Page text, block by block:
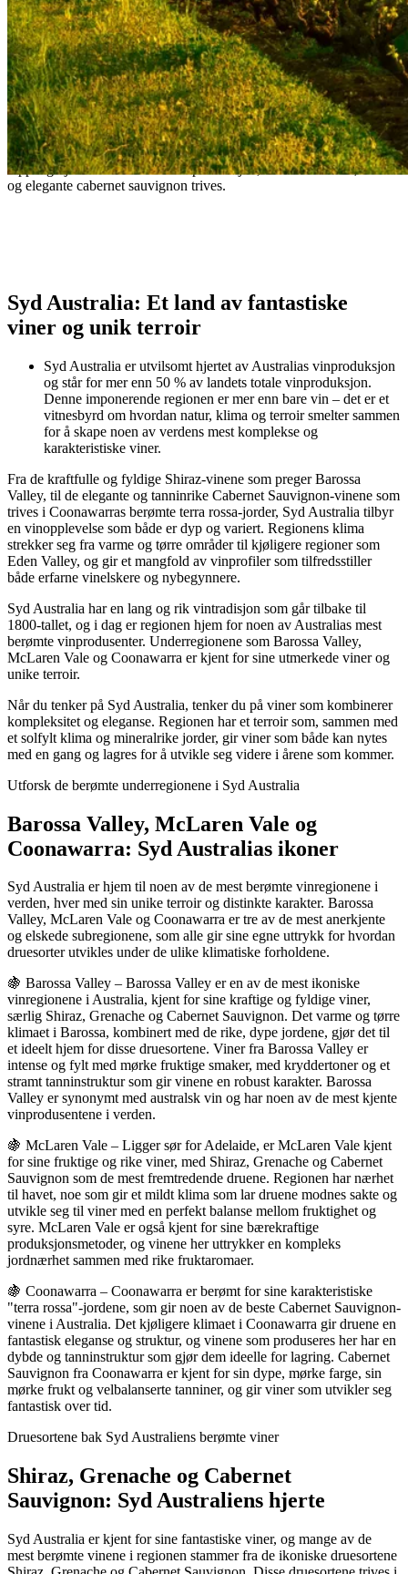
Syd Australia: Vinens kraftsenter i
Australia
Oppdag hjertet av Australias vinproduksjon, hvor kraftfulle rødviner
og elegante cabernet sauvignon trives.
Syd Australia: Et land av fantastiske
viner og unik terroir
Syd Australia er utvilsomt hjertet av Australias vinproduksjon
og står for mer enn 50 % av landets totale vinproduksjon.
Denne imponerende regionen er mer enn bare vin – det er et
vitnesbyrd om hvordan natur, klima og terroir smelter sammen
for å skape noen av verdens mest komplekse og
karakteristiske viner.
Fra de kraftfulle og fyldige Shiraz-vinene som preger Barossa
Valley, til de elegante og tanninrike Cabernet Sauvignon-vinene som
trives i Coonawarras berømte terra rossa-jorder, Syd Australia tilbyr
en vinopplevelse som både er dyp og variert. Regionens klima
strekker seg fra varme og tørre områder til kjøligere regioner som
Eden Valley, og gir et mangfold av vinprofiler som tilfredsstiller
både erfarne vinelskere og nybegynnere.
Syd Australia har en lang og rik vintradisjon som går tilbake til
1800-tallet, og i dag er regionen hjem for noen av Australias mest
berømte vinprodusenter. Underregionene som Barossa Valley,
McLaren Vale og Coonawarra er kjent for sine utmerkede viner og
unike terroir.
Når du tenker på Syd Australia, tenker du på viner som kombinerer
kompleksitet og eleganse. Regionen har et terroir som, sammen med
et solfylt klima og mineralrike jorder, gir viner som både kan nytes
med en gang og lagres for å utvikle seg videre i årene som kommer.
Utforsk de berømte underregionene i Syd Australia
Barossa Valley, McLaren Vale og
Coonawarra: Syd Australias ikoner
Syd Australia er hjem til noen av de mest berømte vinregionene i
verden, hver med sin unike terroir og distinkte karakter. Barossa
Valley, McLaren Vale og Coonawarra er tre av de mest anerkjente
og elskede subregionene, som alle gir sine egne uttrykk for hvordan
druesorter utvikles under de ulike klimatiske forholdene.
🍇 Barossa Valley – Barossa Valley er en av de mest ikoniske
vinregionene i Australia, kjent for sine kraftige og fyldige viner,
særlig Shiraz, Grenache og Cabernet Sauvignon. Det varme og tørre
klimaet i Barossa, kombinert med de rike, dype jordene, gjør det til
et ideelt hjem for disse druesortene. Viner fra Barossa Valley er
intense og fylt med mørke fruktige smaker, med kryddertoner og et
stramt tanninstruktur som gir vinene en robust karakter. Barossa
Valley er synonymt med australsk vin og har noen av de mest kjente
vinprodusentene i verden.
🍇 McLaren Vale – Ligger sør for Adelaide, er McLaren Vale kjent
for sine fruktige og rike viner, med Shiraz, Grenache og Cabernet
Sauvignon som de mest fremtredende druene. Regionen har nærhet
til havet, noe som gir et mildt klima som lar druene modnes sakte og
utvikle seg til viner med en perfekt balanse mellom fruktighet og
syre. McLaren Vale er også kjent for sine bærekraftige
produksjonsmetoder, og vinene her uttrykker en kompleks
jordnærhet sammen med rike fruktaromaer.
🍇 Coonawarra – Coonawarra er berømt for sine karakteristiske
"terra rossa"-jordene, som gir noen av de beste Cabernet Sauvignon-
vinene i Australia. Det kjøligere klimaet i Coonawarra gir druene en
fantastisk eleganse og struktur, og vinene som produseres her har en
dybde og tanninstruktur som gjør dem ideelle for lagring. Cabernet
Sauvignon fra Coonawarra er kjent for sin dype, mørke farge, sin
mørke frukt og velbalanserte tanniner, og gir viner som utvikler seg
fantastisk over tid.
Druesortene bak Syd Australiens berømte viner
Shiraz, Grenache og Cabernet
Sauvignon: Syd Australiens hjerte
Syd Australia er kjent for sine fantastiske viner, og mange av de
mest berømte vinene i regionen stammer fra de ikoniske druesortene